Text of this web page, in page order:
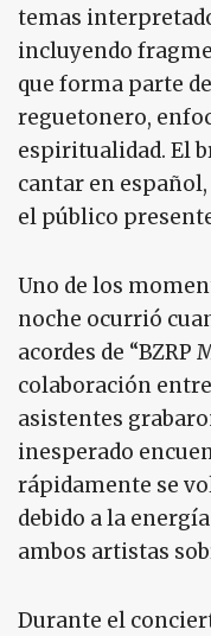
temas
incluyendo
que forma parte
reguetonero,
espiritualidad. El
cantar en
el público
Uno de los
noche ocurrió
acordes de “BZRP
colaboración
asistentes
inesperado
rápidamente se
debido a la
ambos artistas
Durante el